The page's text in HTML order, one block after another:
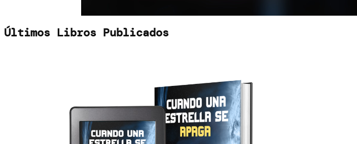
Últimos Libros Publicados